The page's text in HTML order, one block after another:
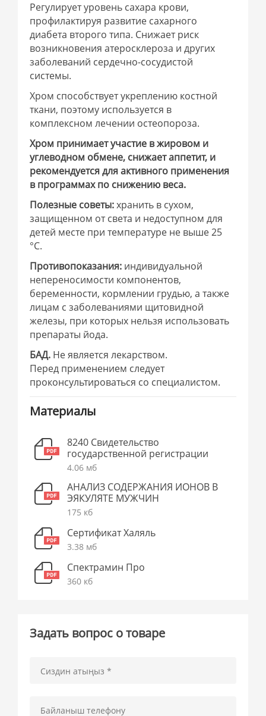
Регулирует уровень сахара крови,
профилактируя развитие сахарного
диабета второго типа. Снижает риск
возникновения атеросклероза и других
заболеваний сердечно-сосудистой
системы.
Хром способствует укреплению костной
ткани, поэтому используется в
комплексном лечении остеопороза.
Хром принимает участие в жировом и
углеводном обмене, снижает аппетит, и
рекомендуется для активного применения
в программах по снижению веса.
Полезные советы:хранить в сухом,
защищенном от света и недоступном для
детей месте при температуре не выше 25
°С.
Противопоказания: индивидуальной
непереносимости компонентов,
беременности, кормлении грудью, а также
лицам с заболеваниями щитовидной
железы, при которых нельзя использовать
препараты йода.
БАД. Не является лекарством.
Перед применением следует
проконсультироваться со специалистом.
Материалы
8240 Свидетельство
государственной регистрации
4.06 мб
АНАЛИЗ СОДЕРЖАНИЯ ИОНОВ В
ЭЯКУЛЯТЕ МУЖЧИН
175 кб
Сертификат Халяль
3.38 мб
Спектрамин Про
360 кб
Задать вопрос о товаре